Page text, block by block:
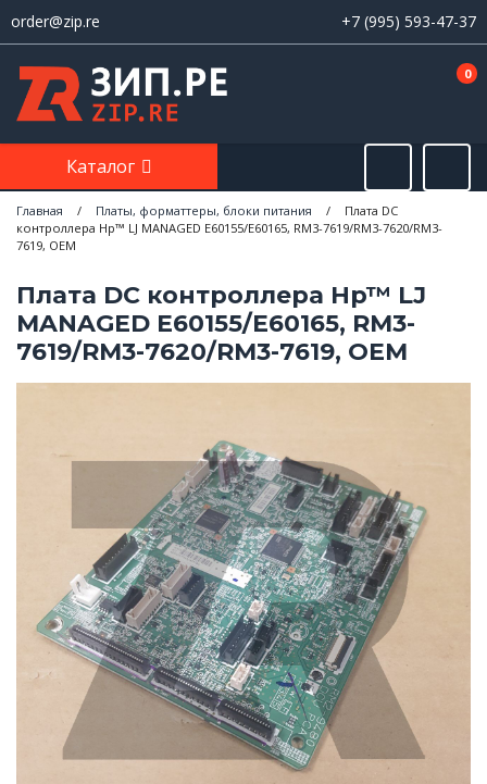
order@zip.re +7 (995) 593-47-37
0
Каталог
Главная / Платы, форматтеры, блоки питания /
Плата DC
контроллера Hp™ LJ MANAGED E60155/E60165, RM3-7619/RM3-7620/RM3-
7619, OEM
Плата DC контроллера Hp™ LJ
MANAGED E60155/E60165, RM3-
7619/RM3-7620/RM3-7619, OEM